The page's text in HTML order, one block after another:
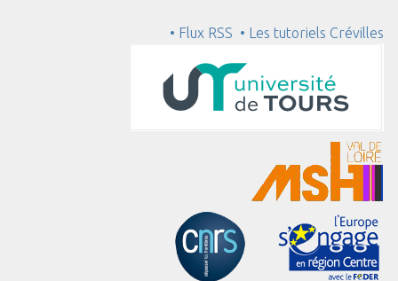
• Flux RSS • Les tutoriels Crévilles